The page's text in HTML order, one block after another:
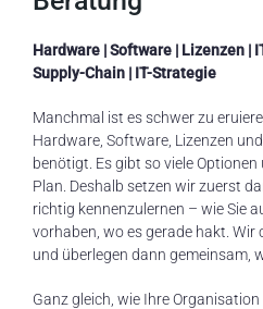
Hardware | Software | Lizenzen |
Supply-Chain | IT-Strategie
Manchmal ist es schwer zu
Hardware, Software, Lizenzen
benötigt. Es gibt so viele
Plan. Deshalb setzen wir zuerst
richtig kennenzulernen – wie Sie
vorhaben, wo es gerade hakt.
und überlegen dann gemeinsam,
Ganz gleich wie Ihre Organisation